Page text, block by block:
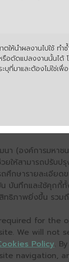
ให้นำผลงานไปใช้ ทำ
รือดัดแปลงงานนั้นได้
บุที่มาและต้องไม่ใช่เพื่
นา (องค์การมห
ยให้สามารถปรับ
กษารายละเอียด
นทึกและใช้คุกกี้
ะสิทธิภาพยิ่งขึ้น
for the
We will not
Policy.
navigation,